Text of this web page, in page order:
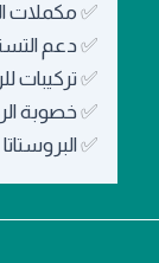
✅ مكملات
✅دعم
✅تركيبات
✅خصوبة
✅ البروستاتا